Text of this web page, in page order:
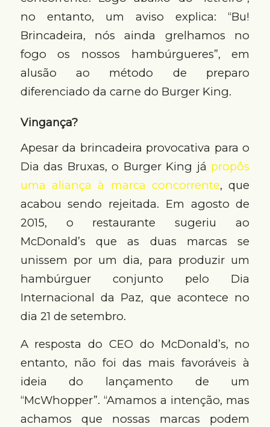
no entanto, um aviso explica: “Bu!
Brincadeira, nós ainda grelhamos no
fogo os nossos hambúrgueres”, em
alusão ao método de preparo
diferenciado da carne do Burger King.
Vingança?
Apesar da brincadeira provocativa para o
Dia das Bruxas, o Burger King já propôs
uma aliança à marca concorrente, que
acabou sendo rejeitada. Em agosto de
2015, o restaurante sugeriu ao
McDonald’s que as duas marcas se
unissem por um dia, para produzir um
hambúrguer conjunto pelo Dia
Internacional da Paz, que acontece no
dia 21 de setembro.
A resposta do CEO do McDonald’s, no
entanto, não foi das mais favoráveis à
ideia do lançamento de um
“McWhopper”. “Amamos a intenção, mas
achamos que nossas marcas podem